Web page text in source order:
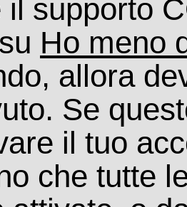
il supporto
Ho meno
allora
Se
il tuo
che tutte